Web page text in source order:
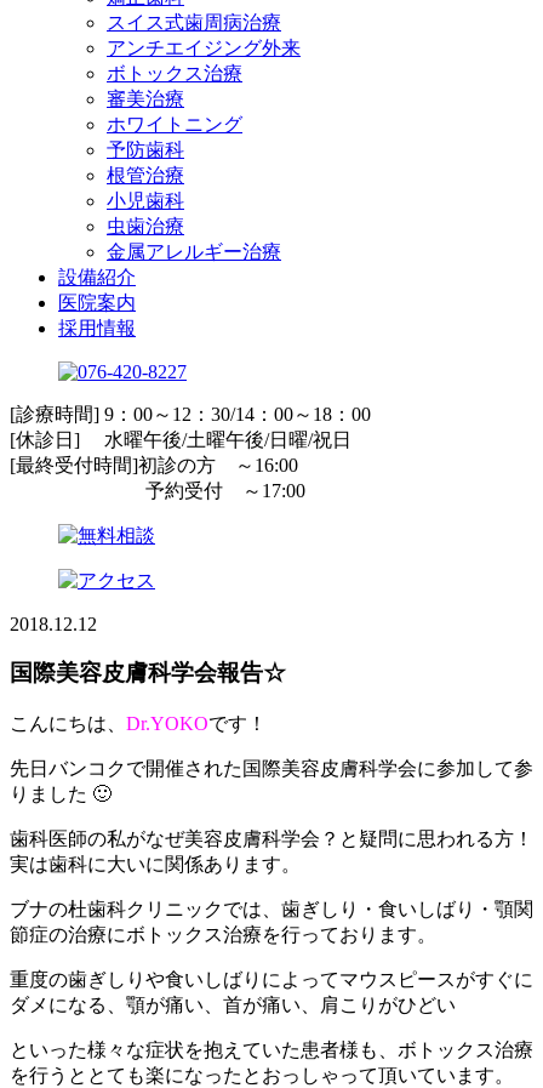
スイス式歯周病治療
アンチエイジング外来
ボトックス治療
審美治療
ホワイトニング
予防歯科
根管治療
小児歯科
虫歯治療
金属アレルギー治療
設備紹介
医院案内
採用情報
[診療時間] 9：00～12：30/14：00～18：00
[休診日] 水曜午後/土曜午後/日曜/祝日
[最終受付時間]初診の方 ～16:00
予約受付 ～17:00
2018.12.12
国際美容皮膚科学会報告☆
こんにちは、 Dr.YOKOです！
先日バンコクで開催された国際美容皮膚科学会に参加して参
りました 🙂
歯科医師の私がなぜ美容皮膚科学会？と疑問に思われる方！
実は歯科に大いに関係あります。
ブナの杜歯科クリニックでは、歯ぎしり・食いしばり・顎関
節症の治療にボトックス治療を行っております。
重度の歯ぎしりや食いしばりによってマウスピースがすぐに
ダメになる、顎が痛い、首が痛い、肩こりがひどい
といった様々な症状を抱えていた患者様も、ボトックス治療
を行うととても楽になったとおっしゃって頂いています。